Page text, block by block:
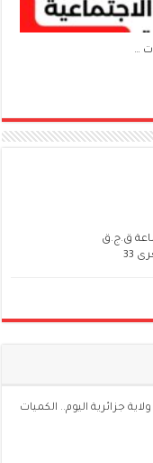
تحذير من أمطار رعدية على 32 ولاية جزائرية اليوم.. الكميات